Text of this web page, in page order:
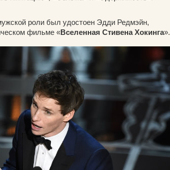
роли был удостоен Эдди Редмэйн,
фильме «Вселенная Стивена Хокинга».